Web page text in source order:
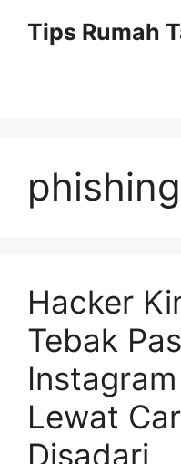
Tips Rumah
Hacker
Tebak
Lewat
Disadari